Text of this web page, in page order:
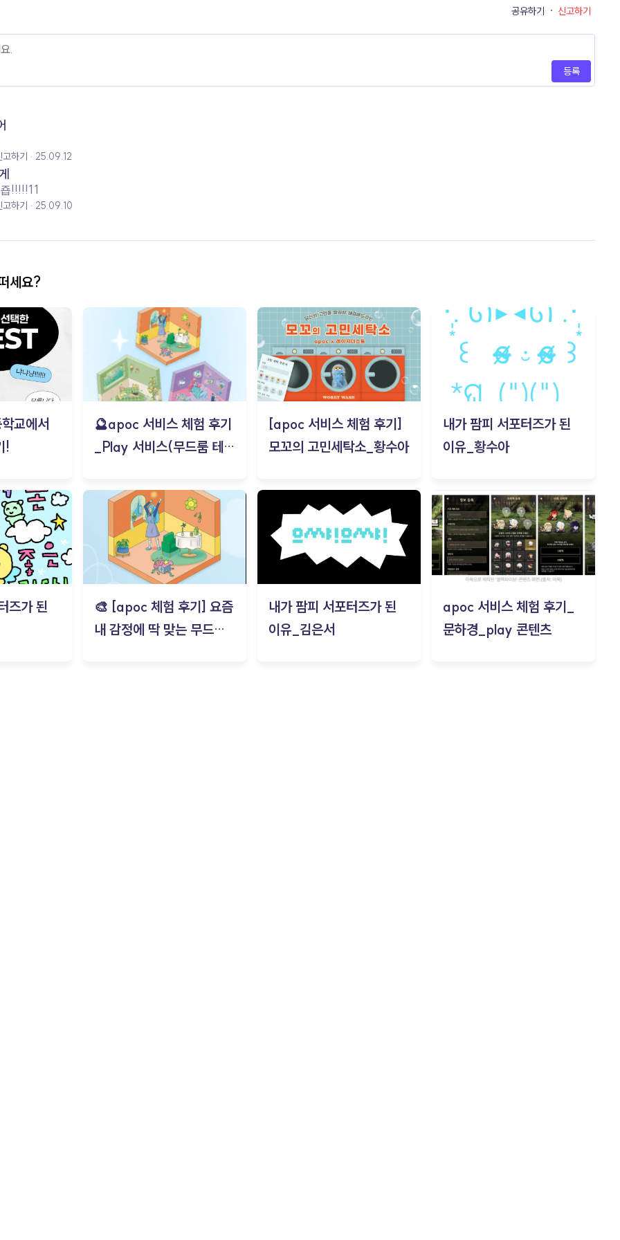
공유하기 · 신고하기
등록
고하기 25.09.12
!!!!!11
고하기 25.09.10
세요?
교에서
!
🔮apoc 서비스 체험 후기
_Play 서비스(무드룸 테스
[apoc 서비스 체험 후기]
모꼬의 고민세탁소_황수아
내가 팜피 서포터즈가 된
이유_황수아
즈가 된
🎨 [apoc 체험 후기] 요즘
내 감정에 딱 맞는 무드룸
내가 팜피 서포터즈가 된
이유_김은서
apoc 서비스 체험 후기_
문하경_play 콘텐츠